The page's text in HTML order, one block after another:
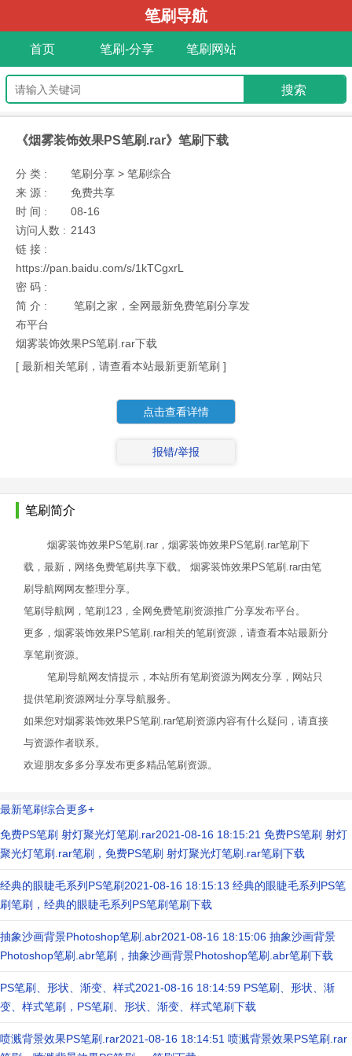
笔刷导航
首页 笔刷-分享 笔刷网站
《烟雾装饰效果PS笔刷.rar》笔刷下载
分 类 :
笔刷分享 > 笔刷综合
来 源 :
免费共享
时 间 :
08-16
访问人数 : 2143
链 接 :
https://pan.baidu.com/s/1kTCgxrL
密 码 :
简 介 :
笔刷之家，全网最新免费笔刷分享发
布平台
烟雾装饰效果PS笔刷.rar下载
[ 最新相关笔刷，请查看本站最新更新笔刷 ]
点击查看详情
报错/举报
笔刷简介
烟雾装饰效果PS笔刷.rar，烟雾装饰效果PS笔刷.rar笔刷下
载，最新，网络免费笔刷共享下载。 烟雾装饰效果PS笔刷.rar由笔
刷导航网网友整理分享。
笔刷导航网，笔刷123，全网免费笔刷资源推广分享发布平台。
更多，烟雾装饰效果PS笔刷.rar相关的笔刷资源，请查看本站最新分
享笔刷资源。
笔刷导航网友情提示，本站所有笔刷资源为网友分享，网站只
提供笔刷资源网址分享导航服务。
如果您对烟雾装饰效果PS笔刷.rar笔刷资源内容有什么疑问，请直接
与资源作者联系。
欢迎朋友多多分享发布更多精品笔刷资源。
最新笔刷综合更多+
免费PS笔刷 射灯聚光灯笔刷.rar2021-08-16 18:15:21 免费PS笔刷 射灯
聚光灯笔刷.rar笔刷，免费PS笔刷 射灯聚光灯笔刷.rar笔刷下载
经典的眼睫毛系列PS笔刷 2021-08-16 18:15:13 经典的眼睫毛系列PS笔
刷笔刷，经典的眼睫毛系列PS笔刷笔刷下载
抽象沙画背景Photoshop笔刷.abr2021-08-16 18:15:06 抽象沙画背景
Photoshop笔刷.abr笔刷，抽象沙画背景Photoshop笔刷.abr笔刷下载
PS笔刷、形状、渐变、样式2021-08-16 18:14:59 PS笔刷、形状、渐
变、样式笔刷，PS笔刷、形状、渐变、样式笔刷下载
喷溅背景效果PS笔刷.rar2021-08-16 18:14:51 喷溅背景效果PS笔刷.rar